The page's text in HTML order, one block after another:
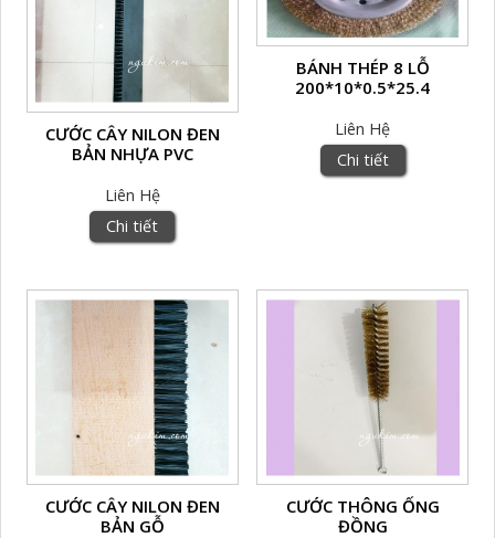
CƯỚC CÂY NILON ĐEN
BẢN NHỰA PVC
Liên Hệ
Chi tiết
BÁNH THÉP 8 LỖ
200*10*0.5*25.4
Liên Hệ
Chi tiết
CƯỚC CÂY NILON ĐEN
BẢN GỖ
CƯỚC THÔNG ỐNG
ĐỒNG